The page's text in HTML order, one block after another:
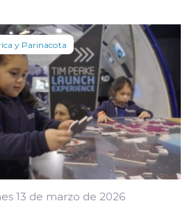
y Parinacota
13 de marzo de 2026